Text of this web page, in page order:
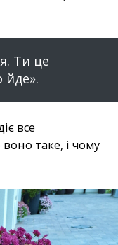
Ти це
йде».
все
таке, і чому